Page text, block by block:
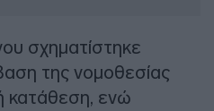
σχηματίστηκε
της νομοθεσίας
κατάθεση, ενώ